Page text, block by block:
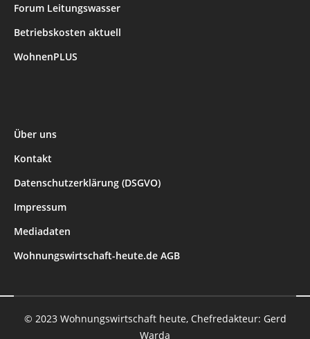
Forum Leitungswasser
Betriebskosten aktuell
WohnenPLUS
Über uns
Kontakt
Datenschutzerklärung (DSGVO)
Impressum
Mediadaten
Wohnungswirtschaft-heute.de AGB
© 2023 Wohnungswirtschaft heute, Chefredakteur: Gerd
Warda